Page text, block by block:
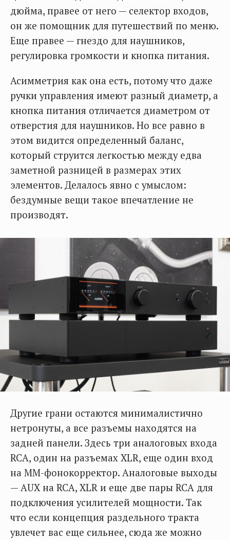
дюйма, правее от него — селектор входов,
он же помощник для путешествий по меню.
Еще правее — гнездо для наушников,
регулировка громкости и кнопка питания.
Асимметрия как она есть, потому что даже
ручки управления имеют разный диаметр, а
кнопка питания отличается диаметром от
отверстия для наушников. Но все равно в
этом видится определенный баланс,
который струится легкостью между едва
заметной разницей в размерах этих
элементов. Делалось явно с умыслом:
бездумные вещи такое впечатление не
производят.
Другие грани остаются минималистично
нетронуты, а все разъемы находятся на
задней панели. Здесь три аналоговых входа
RCA, один на разъемах XLR, еще один вход
на MM-фонокорректор. Аналоговые выходы
— AUX на RCA, XLR и еще две пары RCA для
подключения усилителей мощности. Так
что если концепция раздельного тракта
увлечет вас еще сильнее, сюда же можно